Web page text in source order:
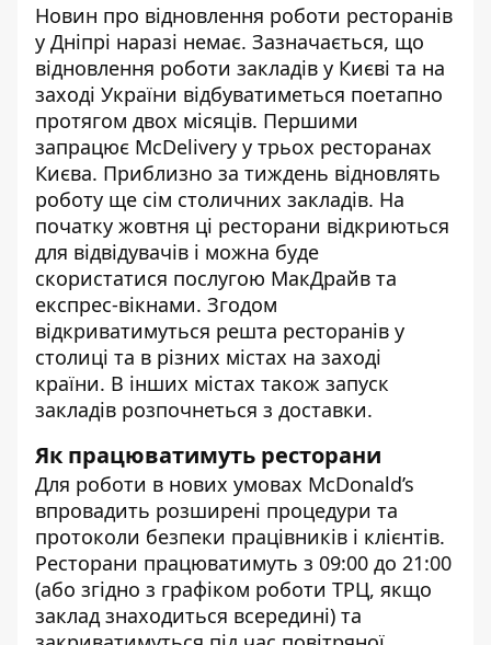
Новин про відновлення роботи ресторанів
у Дніпрі наразі немає. Зазначається, що
відновлення роботи закладів у Києві та на
заході України відбуватиметься поетапно
протягом двох місяців. Першими
запрацює McDelivery у трьох ресторанах
Києва. Приблизно за тиждень відновлять
роботу ще сім столичних закладів. На
початку жовтня ці ресторани відкриються
для відвідувачів і можна буде
скористатися послугою МакДрайв та
експрес-вікнами. Згодом
відкриватимуться решта ресторанів у
столиці та в різних містах на заході
країни. В інших містах також запуск
закладів розпочнеться з доставки.
Як працюватимуть ресторани
Для роботи в нових умовах McDonald’s
впровадить розширені процедури та
протоколи безпеки працівників і клієнтів.
Ресторани працюватимуть з 09:00 до 21:00
(або згідно з графіком роботи ТРЦ, якщо
заклад знаходиться всередині) та